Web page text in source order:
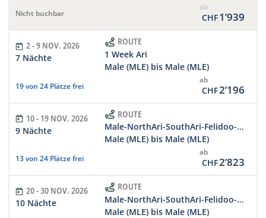
ab
CHF1’939
Nicht buchbar
2 - 9 NOV. 2026
7 Nächte
ROUTE
1 Week Ari
Male (MLE) bis Male (MLE)
ab
CHF2’196
19 von 24 Plätze frei
10 - 19 NOV. 2026
9 Nächte
ROUTE
Male-NorthAri-SouthAri-Felidoo-SouthMale-Male
Male (MLE) bis Male (MLE)
ab
CHF2’823
13 von 24 Plätze frei
20 - 30 NOV. 2026
10 Nächte
ROUTE
Male-NorthAri-SouthAri-Felidoo-SouthMale-Male
Male (MLE) bis Male (MLE)